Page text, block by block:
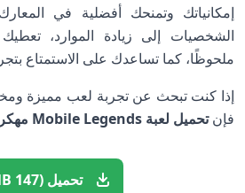
إمكانياتك وتمنحك أفضلية في
الشخصيات إلى زيادة الموارد،
ملحوظًا، كما تساعدك على الاستمتاع
إذا كنت تبحث عن تجربة لعب مميزة
فإنتحميل لعبة Mobile Legends مهكرة
تحميل (147 MB)